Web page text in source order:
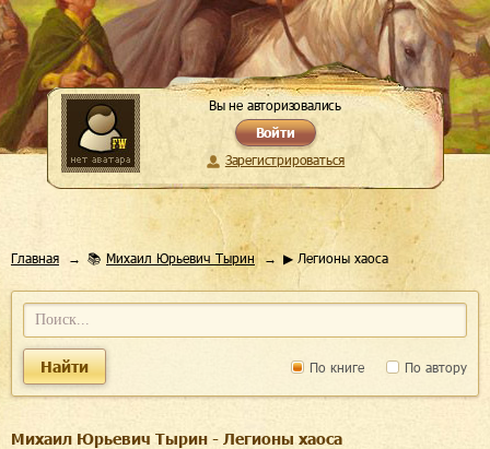
Вы не авторизовались
Войти
Зарегистрироваться
Главная 📚 Михаил Юрьевич Тырин ▶ Легионы хаоса
По книге По автору
Найти
Михаил Юрьевич Тырин - Легионы хаоса